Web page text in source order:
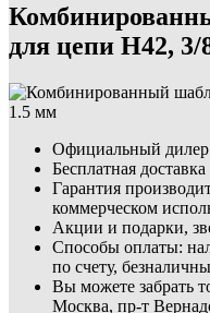
для цепи Н42,
Официальный дилер
Бесплатная
Гарантия
коммерческом
Акции и подарки,
Способы оплаты:
по счету,
Вы можете забрать
Москва, пр-т